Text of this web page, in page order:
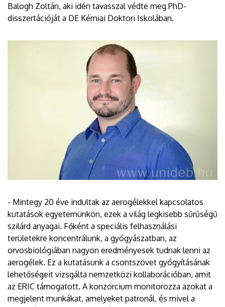
Balogh Zoltán, aki idén tavasszal védte meg PhD-
disszertációját a DE Kémiai Doktori Iskolában.
- Mintegy 20 éve indultak az aerogélekkel kapcsolatos
kutatások egyetemünkön, ezek a világ legkisebb sűrűségű
szilárd anyagai. Főként a speciális felhasználási
területekre koncentrálunk, a gyógyászatban, az
orvosbiológiában nagyon eredményesek tudnak lenni az
aerogélek. Ez a kutatásunk a csontszövet gyógyításának
lehetőségeit vizsgálta nemzetközi kollaborációban, amit
az ERIC támogatott. A konzorcium monitorozza azokat a
megjelent munkákat, amelyeket patronál, és mivel a